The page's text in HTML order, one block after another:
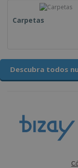
Carpetas
Descubra todos